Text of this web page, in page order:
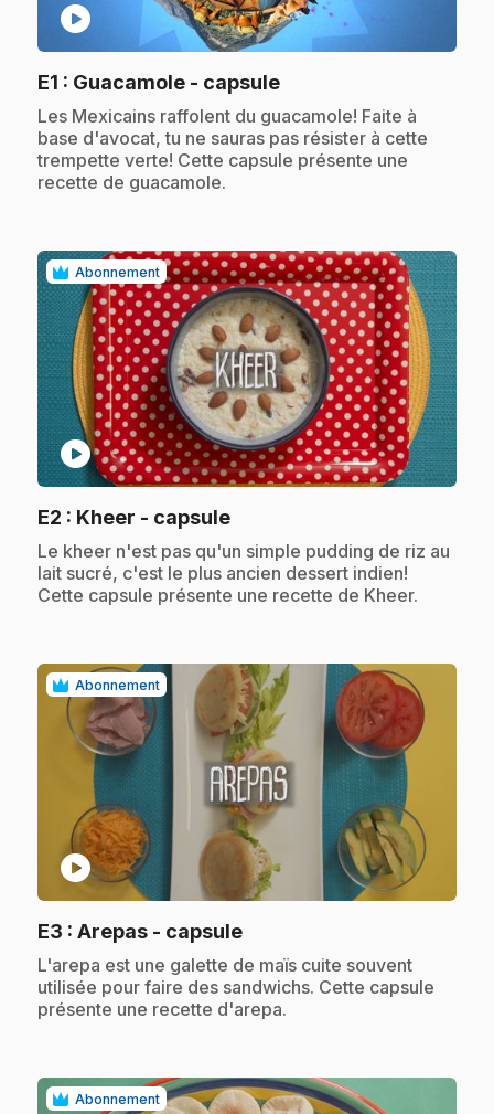
play_circle
E1 : Guacamole - capsule.
.Les Mexicains raffolent du guacamole! Faite à
base d'avocat, tu ne sauras pas résister à cette
trempette verte! Cette capsule présente une
recette de guacamole.
Abonnement
play_circle
E2 : Kheer - capsule.
.Le kheer n'est pas qu'un simple pudding de riz au
lait sucré, c'est le plus ancien dessert indien!
Cette capsule présente une recette de Kheer.
Abonnement
play_circle
E3 : Arepas - capsule.
.L'arepa est une galette de maïs cuite souvent
utilisée pour faire des sandwichs. Cette capsule
présente une recette d'arepa.
Abonnement